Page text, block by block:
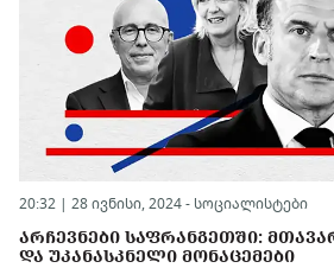
20:32 | 28 ივნისი, 2024 - სოციალისტები
ᲐᲠᲩᲔᲕᲜᲔᲑᲘ ᲡᲐᲤᲠᲐᲜᲒᲔᲗᲨᲘ:
ᲓᲐ ᲣᲙᲐᲜᲐᲡᲙᲜᲔᲚᲘ ᲛᲝᲜᲐᲪᲔᲛᲔᲑᲘ